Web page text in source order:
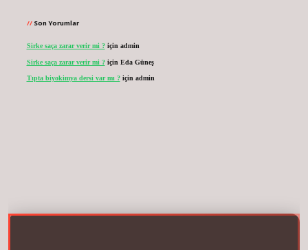
Son Yorumlar
Sirke saça zarar verir mi ?için admin
Sirke saça zarar verir mi ?için Eda Güneş
Tıpta biyokimya dersi var mı ?için admin